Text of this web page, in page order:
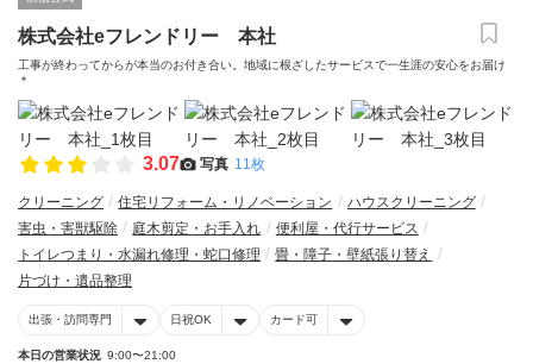
株式会社eフレンドリー 本社
工事が終わってからが本当のお付き合い。地域に根ざしたサービスで一生涯の安心をお届け
＊
3.07 写真 11枚
クリーニング 住宅リフォーム・リノベーション
ハウスクリーニング
害虫・害獣駆除
庭木剪定・お手入れ
便利屋・代行サービス
トイレつまり・水漏れ修理・蛇口修理
畳・障子・壁紙張り替え
片づけ・遺品整理
出張・訪問専門 日祝OK カード可
本日の営業状況 9:00〜21:00